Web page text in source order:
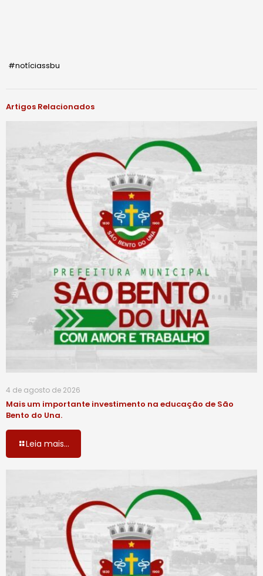
#notíciassbu
Artigos Relacionados
4 de agosto de 2026
Mais um importante investimento na educação de São
Bento do Una.
Leia mais...